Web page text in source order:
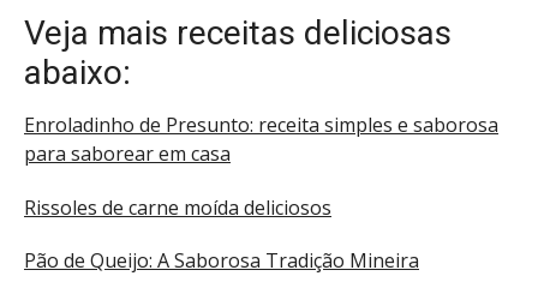
Veja mais receitas deliciosas
abaixo:
Enroladinho de Presunto: receita simples e saborosa
para saborear em casa
Rissoles de carne moída deliciosos
Pão de Queijo: A Saborosa Tradição Mineira